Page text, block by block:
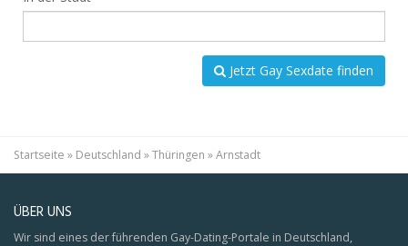
Jetzt Gay Sexdate finden
Startseite » Deutschland »Thüringen »Arnstadt
ÜBER UNS
Wir sind eines der führenden Gay-Dating-Portale in Deutschland,